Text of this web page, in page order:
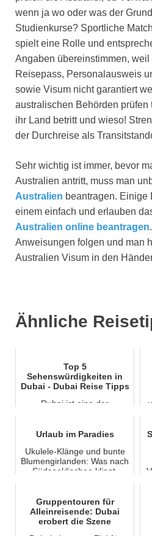
wenn ja wo oder was der
Studienkurse? Sportliche
spielt eine Rolle und
Angaben übereinstimmen,
Reisepass, Personalausweis
sowie Visum nicht garantiert
australischen Behörden
ihr Land betritt und wieso!
der Durchreise als
Sehr wichtig ist immer, bevor
Australien antritt, muss man
Australien beantragen. Einige
einem einfach und erlauben
Australien online beantragen
Anweisungen folgen und man
Australien Visum in den
Ähnliche
Top 5
Sehenswürdigkeiten in
Dubai - Dubai Reise Tipps
Dubai ist eine der
Emiraten. Es ist auf der
spek...
Urlaub im Paradies
Ukulele-Klänge und bunte
Blumengirlanden: Was nach
Südseeklischee klingt,
Gruppentouren für
Alleinreisende: Dubai
erobert die Szene